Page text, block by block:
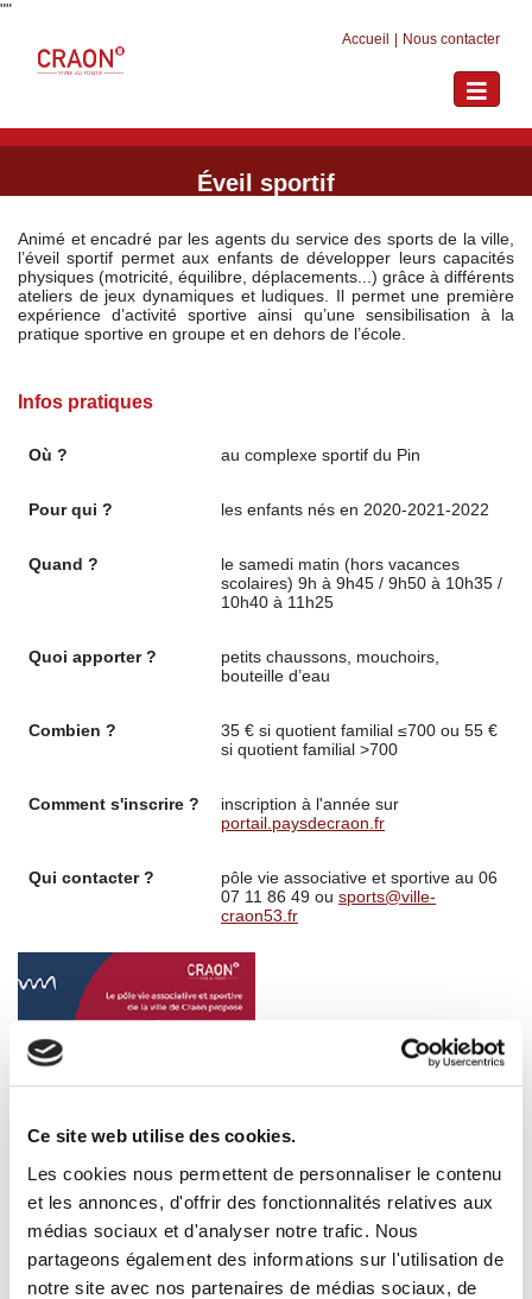
Ce site web utilise des cookies.
Les cookies nous permettent de personnaliser le contenu
et les annonces, d'offrir des fonctionnalités relatives aux
médias sociaux et d'analyser notre trafic. Nous
partageons également des informations sur l'utilisation de
notre site avec nos partenaires de médias sociaux, de
""
Accueil Nous contacter
Toggle
Éveil sportif
Animé et encadré par les agents du service des sports de la ville,
l’éveil sportif permet aux enfants de développer leurs capacités
physiques (motricité, équilibre, déplacements...) grâce à différents
ateliers de jeux dynamiques et ludiques. Il permet une première
expérience d’activité sportive ainsi qu’une sensibilisation à la
pratique sportive en groupe et en dehors de l’école.
Infos pratiques
Où ? au complexe sportif du Pin
Pour qui ? les enfants nés en 2020-2021-2022
Quand ?
le samedi matin (hors vacances
scolaires) 9h à 9h45 / 9h50 à 10h35 /
10h40 à 11h25
Quoi apporter ?
petits chaussons, mouchoirs,
bouteille d’eau
Combien ?
35 € si quotient familial ≤700 ou 55 €
si quotient familial >700
Comment s'inscrire ?
inscription à l'année sur
portail.paysdecraon.fr
Qui contacter ?
pôle vie associative et sportive au 06
07 11 86 49 ou sports@ville-
craon53.fr